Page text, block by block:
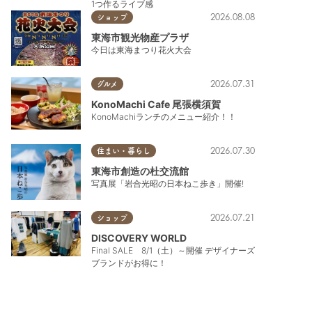
1つ作るライブ感
ショップ 2026.08.08
東海市観光物産プラザ
今日は東海まつり花火大会
グルメ 2026.07.31
KonoMachi Cafe 尾張横須賀
KonoMachiランチのメニュー紹介！！
住まい・暮らし 2026.07.30
東海市創造の杜交流館
写真展「岩合光昭の日本ねこ歩き」開催!
ショップ 2026.07.21
DISCOVERY WORLD
Final SALE 8/1（土）～開催 デザイナーズ
ブランドがお得に！